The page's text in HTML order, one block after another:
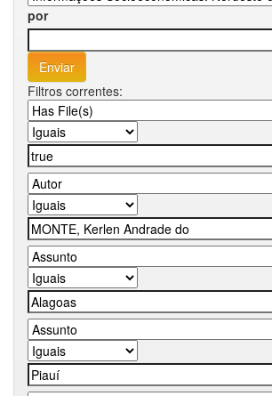
por
Filtros correntes: